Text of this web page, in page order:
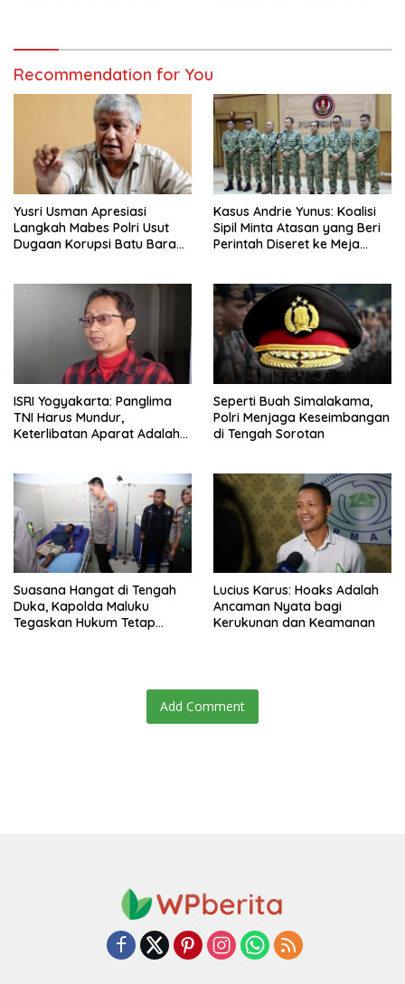
Recommendation for You
Yusri Usman Apresiasi
Langkah Mabes Polri Usut
Dugaan Korupsi Batu Bara
Kasus Andrie Yunus: Koalisi
Sipil Minta Atasan yang Beri
Perintah Diseret ke Meja
ISRI Yogyakarta: Panglima
TNI Harus Mundur,
Keterlibatan Aparat Adalah
Seperti Buah Simalakama,
Polri Menjaga Keseimbangan
di Tengah Sorotan
Suasana Hangat di Tengah
Duka, Kapolda Maluku
Tegaskan Hukum Tetap
Lucius Karus: Hoaks Adalah
Ancaman Nyata bagi
Kerukunan dan Keamanan
Add Comment